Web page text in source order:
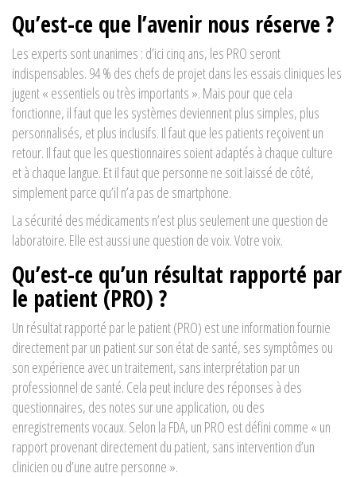
Qu’est-ce que l’avenir nous réserve ?
Les experts sont unanimes : d’ici cinq ans, les PRO seront
indispensables. 94 % des chefs de projet dans les essais cliniques les
jugent « essentiels ou très importants ». Mais pour que cela
fonctionne, il faut que les systèmes deviennent plus simples, plus
personnalisés, et plus inclusifs. Il faut que les patients reçoivent un
retour. Il faut que les questionnaires soient adaptés à chaque culture
et à chaque langue. Et il faut que personne ne soit laissé de côté,
simplement parce qu’il n’a pas de smartphone.
La sécurité des médicaments n’est plus seulement une question de
laboratoire. Elle est aussi une question de voix. Votre voix.
Qu’est-ce qu’un résultat rapporté par
le patient (PRO) ?
Un résultat rapporté par le patient (PRO) est une information fournie
directement par un patient sur son état de santé, ses symptômes ou
son expérience avec un traitement, sans interprétation par un
professionnel de santé. Cela peut inclure des réponses à des
questionnaires, des notes sur une application, ou des
enregistrements vocaux. Selon la FDA, un PRO est défini comme « un
rapport provenant directement du patient, sans intervention d’un
clinicien ou d’une autre personne ».